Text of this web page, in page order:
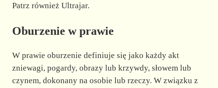
Patrz również Ultrajar.
Oburzenie w prawie
W prawie oburzenie definiuje się jako każdy akt
zniewagi, pogardy, obrazy lub krzywdy, słowem lub
czynem, dokonany na osobie lub rzeczy. W związku z